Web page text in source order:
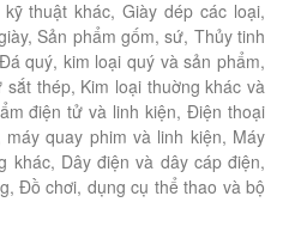
thuật khác, Giày dép các loại,
Sản phẩm gốm, sứ, Thủy tinh
quý, kim loại quý và sản phẩm,
thép, Kim loại thuờng khác và
điện tử và linh kiện, Ðiện thoại
quay phim và linh kiện, Máy
khác, Dây điện và dây cáp điện,
Ðồ chơi, dụng cụ thể thao và bộ